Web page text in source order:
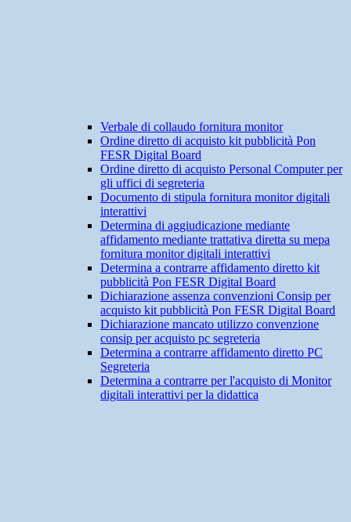
Verbale di collaudo fornitura monitor
Ordine diretto di acquisto kit pubblicità Pon
FESR Digital Board
Ordine diretto di acquisto Personal Computer per
gli uffici di segreteria
Documento di stipula fornitura monitor digitali
interattivi
Determina di aggiudicazione mediante
affidamento mediante trattativa diretta su mepa
fornitura monitor digitali interattivi
Determina a contrarre affidamento diretto kit
pubblicità Pon FESR Digital Board
Dichiarazione assenza convenzioni Consip per
acquisto kit pubblicità Pon FESR Digital Board
Dichiarazione mancato utilizzo convenzione
consip per acquisto pc segreteria
Determina a contrarre affidamento diretto PC
Segreteria
Determina a contrarre per l'acquisto di Monitor
digitali interattivi per la didattica